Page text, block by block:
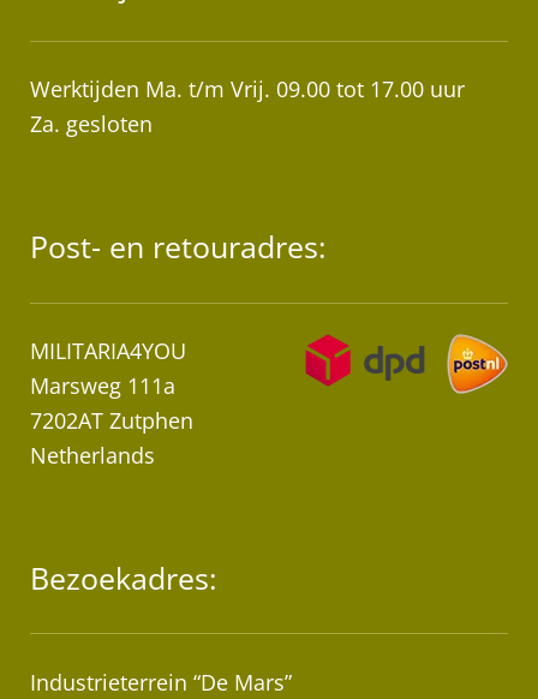
Werktijden Ma. t/m Vrij. 09.00 tot 17.00 uur
Za. gesloten
Post- en retouradres:
MILITARIA4YOU
Marsweg 111a
7202AT Zutphen
Netherlands
Bezoekadres:
Industrieterrein “De Mars”